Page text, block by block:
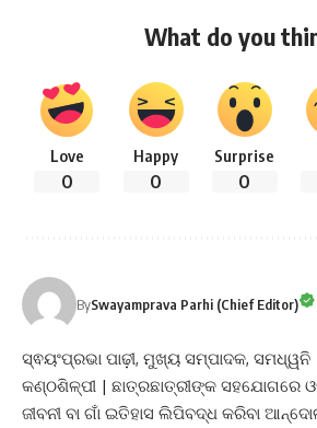
What do you
Love
0
Happy
0
Surprise
0
BySwayamprava Parhi (Chief Editor)
ସ୍ଵୟଂପ୍ରଭା ପାଢ଼ୀ, ମୁଖ୍ୟ ସମ୍ପାଦକ, ସମଧ୍ୱନି
କଣ୍ଠଶିଳ୍ପୀ | ଛାତ୍ରଛାତ୍ରୀଙ୍କ ସହଯୋଗରେ
ଜୀବନୀ ବା ଗାଁ ଇତିହାସ ଲିପିବଦ୍ଧ କରିବା